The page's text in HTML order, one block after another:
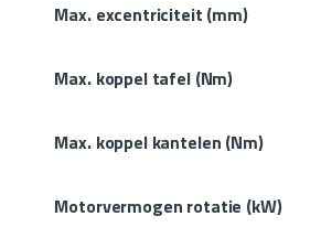
Max. excentriciteit (mm)
Max. koppel tafel (Nm)
Max. koppel kantelen (Nm)
Motorvermogen rotatie (kW)